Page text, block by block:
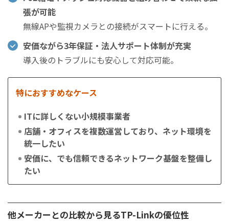
張が可能
無線APや監視カメラとの接続がスマートに行える。
安価ながら3年保証・法人サポート体制が充実
導入後のトラブルにも安心して対応可能。
特におすすめなケース
ITに詳しくない小規模事業者
店舗・オフィスを複数運営しており、ネット環境を
統一したい
安価に、でも信頼できるネットワーク基盤を整備し
たい
他メーカーとの比較から見るTP-Linkの優位性